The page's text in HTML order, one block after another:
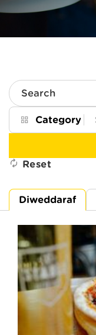
Search
Category
Reset
Diweddaraf